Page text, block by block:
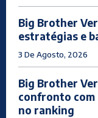
Big Brother
estratégias e
3 De Agosto, 2026
Big Brother
confronto com
no ranking